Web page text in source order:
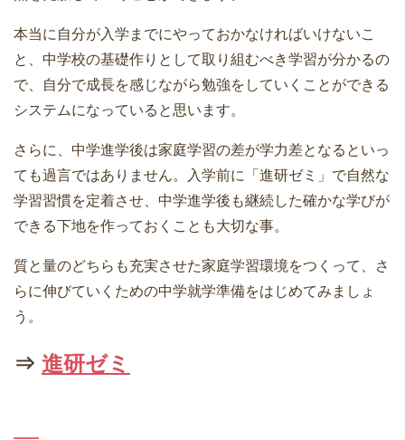
本当に自分が入学までにやっておかなければいけないこ
と、中学校の基礎作りとして取り組むべき学習が分かるの
で、自分で成長を感じながら勉強をしていくことができる
システムになっていると思います。
さらに、中学進学後は家庭学習の差が学力差となるといっ
ても過言ではありません。入学前に「進研ゼミ」で自然な
学習習慣を定着させ、中学進学後も継続した確かな学びが
できる下地を作っておくことも大切な事。
質と量のどちらも充実させた家庭学習環境をつくって、さ
らに伸びていくための中学就学準備をはじめてみましょ
う。
⇒ 進研ゼミ